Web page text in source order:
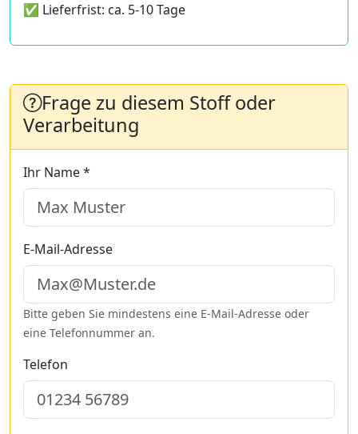
✅ Lieferfrist: ca. 5-10 Tage
Frage zu diesem Stoff oder
Verarbeitung
Ihr Name *
E-Mail-Adresse
Bitte geben Sie mindestens eine E-Mail-Adresse oder
eine Telefonnummer an.
Telefon